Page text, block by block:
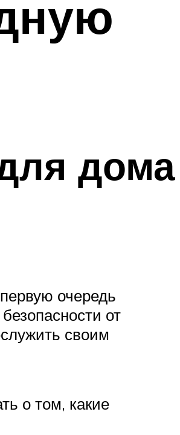
дома
очередь
от
своим
о том, какие